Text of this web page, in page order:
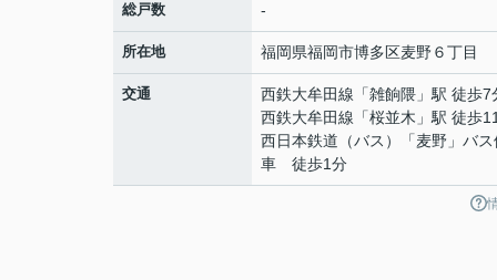
総戸数 -
所在地 福岡県福岡市博多区麦野６丁目
交通 西鉄大牟田線 「雑餉隈 」駅 徒歩7
西鉄大牟田線 「桜並木 」駅 徒歩
西日本鉄道（バス）「麦野」バス
車 徒歩1分